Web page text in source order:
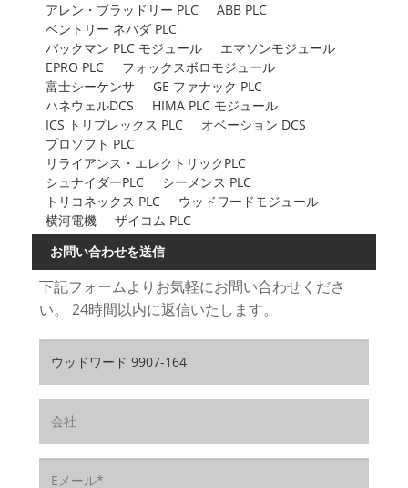
アレン・ブラッドリー PLC
ABB PLC
ベントリー ネバダ PLC
バックマン PLC モジュール
エマソンモジュール
EPRO PLC
フォックスボロモジュール
富士シーケンサ
GE ファナック PLC
ハネウェルDCS
HIMA PLC モジュール
ICS トリプレックス PLC
オベーション DCS
プロソフト PLC
リライアンス・エレクトリックPLC
シュナイダーPLC
シーメンス PLC
トリコネックス PLC
ウッドワードモジュール
横河電機
ザイコム PLC
お問い合わせを送信
下記フォームよりお気軽にお問い合わせくださ
い。 24時間以内に返信いたします。